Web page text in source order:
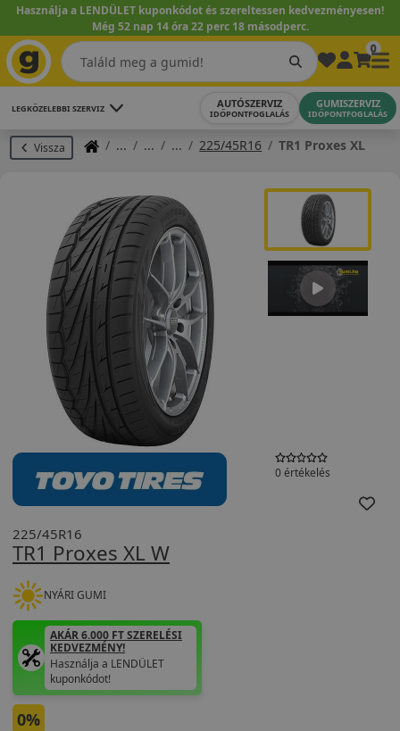
Használja a LENDÜLET kuponkódot és szereltessen kedvezményesen!
Még 52 nap 14 óra 22 perc 17 másodperc.
0
LEGKÖZELEBBI SZERVIZ AUTÓSZERVIZ
IDŐPONTFOGLALÁS
GUMISZERVIZ
IDŐPONTFOGLALÁS
Vissza 225/45R16 TR1 Proxes XL
0 értékelés
TR1 Proxes XL W
225/45R16
NYÁRI GUMI
AKÁR 6.000 FT SZERELÉSI
KEDVEZMÉNY!
Használja a LENDÜLET
kuponkódot!
0%